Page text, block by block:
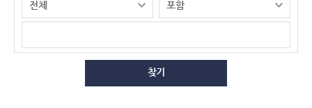
찾기